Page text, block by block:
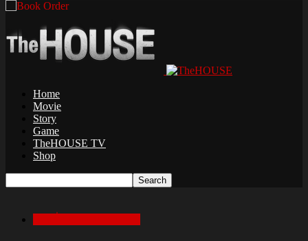
Home
Movie
Story
Game
TheHOUSE TV
Shop